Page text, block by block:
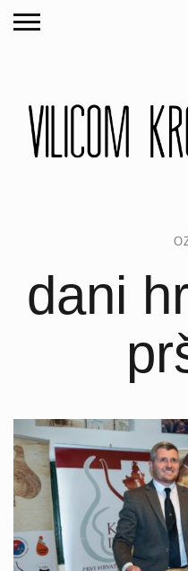
dani